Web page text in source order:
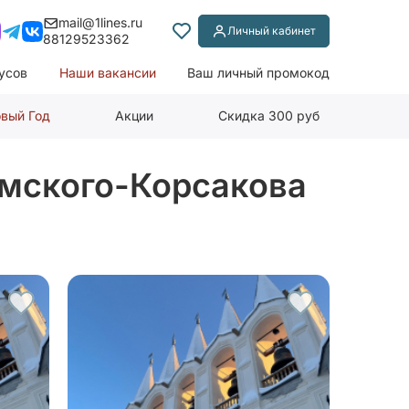
mail@1lines.ru
88129523362
Личный кабинет
Наши вакансии Ваш личный промокод
Год Акции Скидка 300 руб
Корсакова